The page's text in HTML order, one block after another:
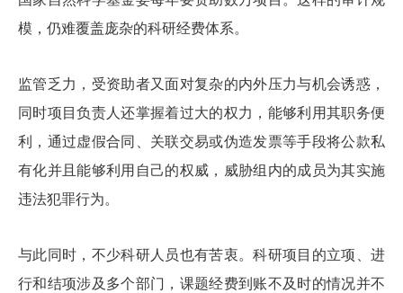
模，仍难覆盖庞杂的科研经费体系。
监管乏力，受资助者又面对复杂的内外压力与机会诱惑，
同时项目负责人还掌握着过大的权力，能够利用其职务便
利，通过虚假合同、关联交易或伪造发票等手段将公款私
有化并且能够利用自己的权威，威胁组内的成员为其实施
违法犯罪行为。
与此同时，不少科研人员也有苦衷。科研项目的立项、进
行和结项涉及多个部门，课题经费到账不及时的情况并不